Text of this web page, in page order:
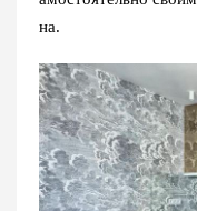
на.